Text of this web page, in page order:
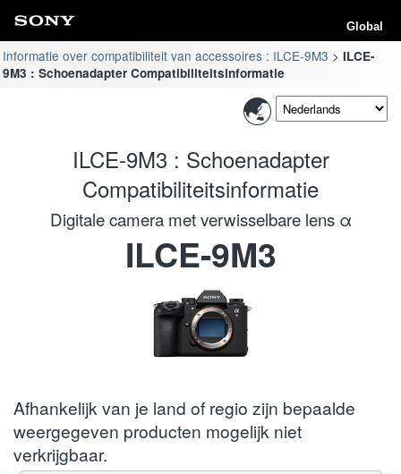
Global
Informatie over compatibiliteit van accessoires : ILCE-9M3
ILCE-
9M3 : Schoenadapter Compatibiliteitsinformatie
ILCE-9M3 : Schoenadapter
Compatibiliteitsinformatie
Digitale camera met verwisselbare lens α
ILCE-9M3
Afhankelijk van je land of regio zijn bepaalde
weergegeven producten mogelijk niet
verkrijgbaar.